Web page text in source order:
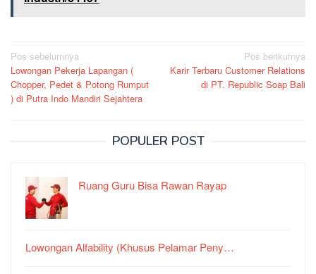
Navigasi
pos
Pos sebelumnya
Lowongan Pekerja Lapangan (
Chopper, Pedet & Potong Rumput
) di Putra Indo Mandiri Sejahtera
Pos berikutnya
Karir Terbaru Customer Relations
di PT. Republic Soap Bali
POPULER POST
Ruang Guru Bisa Rawan Rayap
Lowongan Alfability (Khusus Pelamar Peny…